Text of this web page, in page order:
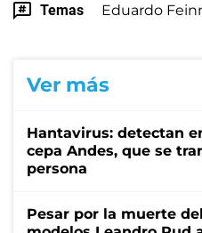
Temas Eduardo
Ver más
Hantavirus: detectan
cepa Andes, que se
persona
Pesar por la muerte